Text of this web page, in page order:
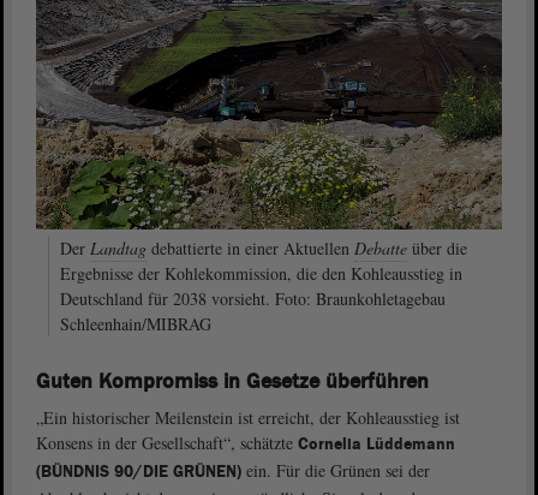
Der Landtag debattierte in einer Aktuellen Debatte über die
Ergebnisse der Kohlekommission, die den Kohleausstieg in
Deutschland für 2038 vorsieht. Foto: Braunkohletagebau
Schleenhain/MIBRAG
Guten Kompromiss in Gesetze überführen
„Ein historischer Meilenstein ist erreicht, der Kohleausstieg ist
Konsens in der Gesellschaft“, schätzte Cornelia Lüddemann
(BÜNDNIS 90/DIE GRÜNEN) ein. Für die Grünen sei der